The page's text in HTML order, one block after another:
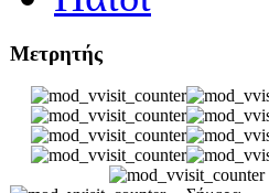
Μετρητής